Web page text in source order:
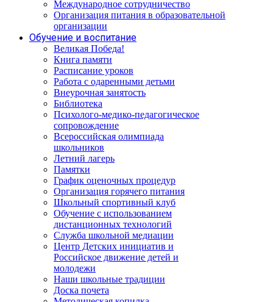
Международное сотрудничество
Организация питания в образовательной
организации
Обучение и воспитание
Великая Победа!
Книга памяти
Расписание уроков
Работа с одаренными детьми
Внеурочная занятость
Библиотека
Психолого-медико-педагогическое
сопровождение
Всероссийская олимпиада
школьников
Летний лагерь
Памятки
График оценочных процедур
Организация горячего питания
Школьный спортивный клуб
Обучение с использованием
дистанционных технологий
Служба школьной медиации
Центр Детских инициатив и
Российское движение детей и
молодежи
Наши школьные традиции
Доска почета